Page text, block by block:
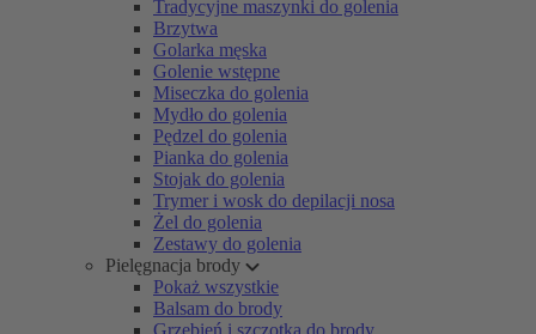
Tradycyjne maszynki do golenia
Brzytwa
Golarka męska
Golenie wstępne
Miseczka do golenia
Mydło do golenia
Pędzel do golenia
Pianka do golenia
Stojak do golenia
Trymer i wosk do depilacji nosa
Żel do golenia
Zestawy do golenia
Pielęgnacja brody
Pokaż wszystkie
Balsam do brody
Grzebień i szczotka do brody